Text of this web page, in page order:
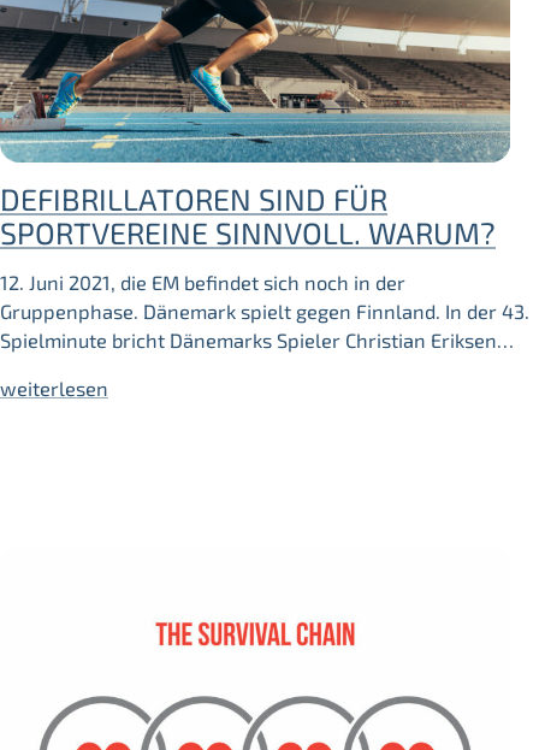
DEFIBRILLATOREN SIND FÜR
SPORTVEREINE SINNVOLL. WARUM?
12. Juni 2021, die EM befindet sich noch in der
Gruppenphase. Dänemark spielt gegen Finnland. In der 43.
Spielminute bricht Dänemarks Spieler Christian Eriksen…
weiterlesen